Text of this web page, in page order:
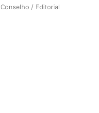
Conselho / Editorial